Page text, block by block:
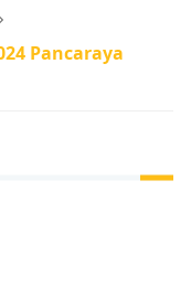
Pancaraya